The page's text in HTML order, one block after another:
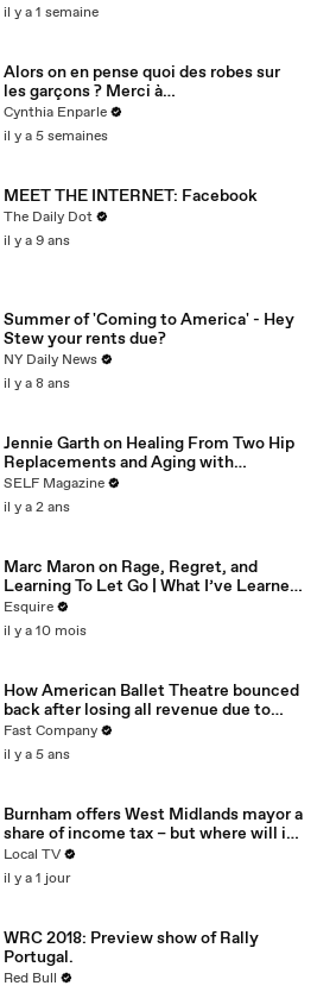
il y a 1 semaine
Alors on en pense quoi des robes sur
les garçons ? Merci à
@studio_paillette prêt*
Cynthia Enparle
il y a 5 semaines
MEET THE INTERNET: Facebook
The Daily Dot
il y a 9 ans
Summer of 'Coming to America' - Hey
Stew your rents due?
NY Daily News
il y a 8 ans
Jennie Garth on Healing From Two Hip
Replacements and Aging with
Confidence
SELF Magazine
il y a 2 ans
Marc Maron on Rage, Regret, and
Learning To Let Go | What I’ve Learned
| Esquire
Esquire
il y a 10 mois
How American Ballet Theatre bounced
back after losing all revenue due to
COVID
Fast Company
il y a 5 ans
Burnham offers West Midlands mayor a
share of income tax – but where will it
be spent?
Local TV
il y a 1 jour
WRC 2018: Preview show of Rally
Portugal.
Red Bull